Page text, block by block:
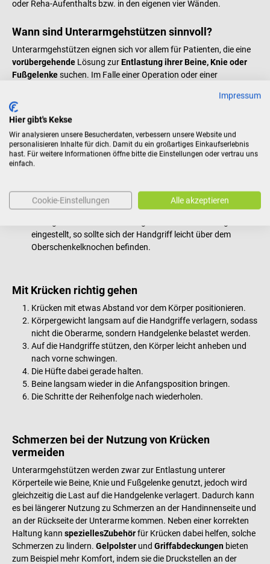
oder Reha-Aufenthalts bzw. in den eigenen vier Wänden.
Wann sind Unterarmgehstützen sinnvoll?
Unterarmgehstützen eignen sich vor allem für Patienten, die eine
vorübergehende Lösung zurEntlastung ihrer Beine, Knie oder
Fußgelenkesuchen. Im Falle einer Operation oder einer
zu entlasten.
Krücken richtig einstellen
In aufrechter Haltung die Arme am Körper entspannt hängen
lassen, sodass sich eine leichte Beugung an den Ellbogen
einfach durch einen Druckknopf eingestellt werden. Hierfür
die Krücke in die Hand nehmen und darauf achten, dass der
eingestellt, so sollte sich der Handgriff leicht über dem
Oberschenkelknochen befinden.
Mit Krücken richtig gehen
Krücken mit etwas Abstand vor dem Körper positionieren.
Körpergewicht langsam auf die Handgriffe verlagern, sodass
nicht die Oberarme, sondern Handgelenke belastet werden.
Auf die Handgriffe stützen, den Körper leicht anheben und
nach vorne schwingen.
Die Hüfte dabei gerade halten.
Beine langsam wieder in die Anfangsposition bringen.
Die Schritte der Reihenfolge nach wiederholen.
Schmerzen bei der Nutzung von Krücken
vermeiden
Unterarmgehstützen werden zwar zur Entlastung unterer
Körperteile wie Beine, Knie und Fußgelenke genutzt, jedoch wird
gleichzeitig die Last auf die Handgelenke verlagert. Dadurch kann
es bei längerer Nutzung zu Schmerzen an der Handinnenseite und
an der Rückseite der Unterarme kommen. Neben einer korrekten
Haltung kann speziellesZubehörfür Krücken dabei helfen, solche
Schmerzen zu lindern. Gelpolster und Griffabdeckungen bieten
zum Beispiel mehr Komfort, indem sie die Druckstellen an der
Impressum
Hier gibt's Kekse
Wir analysieren unsere Besucherdaten, verbessern unsere Website und
personalisieren Inhalte für dich. Damit du ein großartiges Einkaufserlebnis
hast. Für weitere Informationen öffne bitte die Einstellungen oder vertrau uns
einfach.
Cookie-Einstellungen Alle akzeptieren